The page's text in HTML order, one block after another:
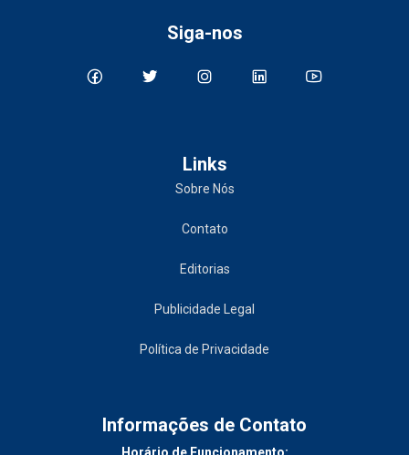
Siga-nos
Links
Sobre Nós
Contato
Editorias
Publicidade Legal
Política de Privacidade
Informações de Contato